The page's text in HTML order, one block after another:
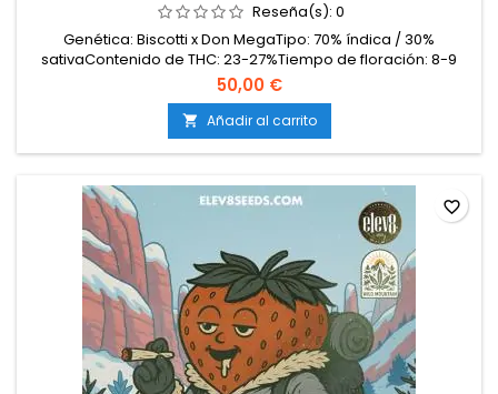
Reseña(s): 0
Genética: Biscotti x Don MegaTipo: 70% índica / 30%
sativaContenido de THC: 23-27%Tiempo de floración: 8-9
semanas en interiorProducción en interior: 500-600
g/m²Producción en exterior: 700-900 g/planta (lista a
mediados de octubre)Altura: 100-130 cm en interior; hasta
200 cm en exteriorAromas y sabores: Dulces y cremosos,
con notas...
50,00 €
 Añadir al carrito
favorite_border